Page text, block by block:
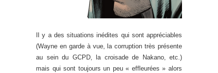
Il y a des situations inédites qui sont appréciables
(Wayne en garde à vue, la corruption très présente
au sein du GCPD, la croisade de Nakano, etc.)
mais qui sont toujours un peu « effleurées » alors